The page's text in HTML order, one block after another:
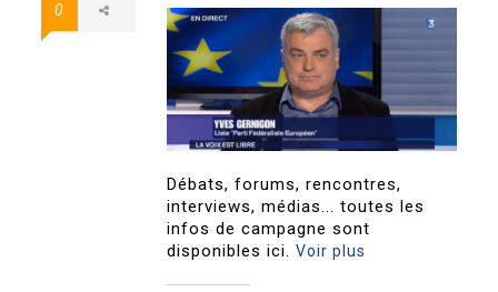
0
Débats, forums, rencontres,
interviews, médias... toutes les
infos de campagne sont
disponibles ici.Voir plus